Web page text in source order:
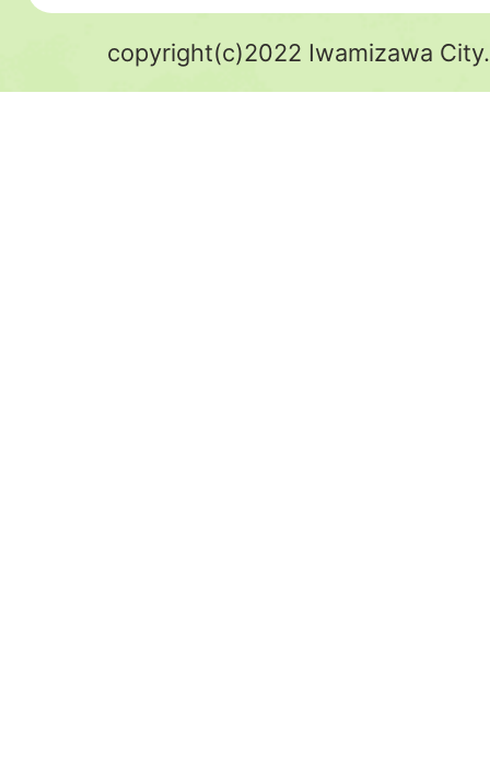
copyright(c)2022 Iwamizawa